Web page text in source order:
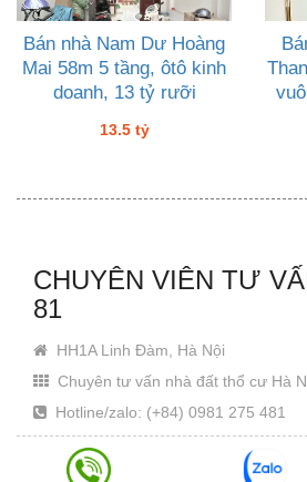
Bán nhà Nam Dư Hoàng
Mai 58m 5 tầng, ôtô kinh
doanh, 13 tỷ rưỡi
13.5 tỷ
CHUYÊN VIÊN TƯ
81
HH1A Linh Đàm, Hà Nội
Chuyên tư vấn nhà đất thổ cư Hà
Hotline/zalo: (+84) 0981 275 481